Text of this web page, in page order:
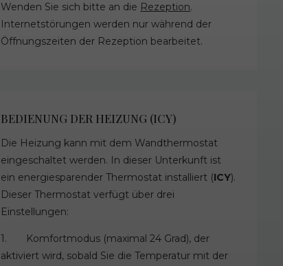
Wenden Sie sich bitte an die Rezeption.
Internetstörungen werden nur während der
Öffnungszeiten der Rezeption bearbeitet.
BEDIENUNG DER HEIZUNG (ICY)
Die Heizung kann mit dem Wandthermostat
eingeschaltet werden. In dieser Unterkunft ist
ein energiesparender Thermostat installiert (ICY).
Dieser Thermostat verfügt über drei
Einstellungen:
1. Komfortmodus (maximal 24 Grad), der
aktiviert wird, sobald Sie die Temperatur mit der